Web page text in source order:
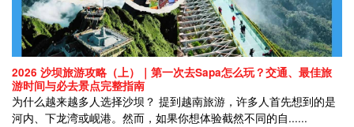
2026 沙坝旅游攻略（上）｜第一次去Sapa怎么玩？交通、最佳旅
游时间与必去景点完整指南
为什么越来越多人选择沙坝？ 提到越南旅游，许多人首先想到的是
河内、下龙湾或岘港。然而，如果你想体验截然不同的自......